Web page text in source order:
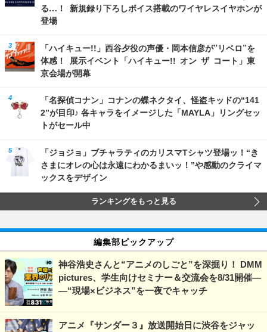
る…！ 新規録り下ろしボイス搭載のワイヤレスイヤホンが
登場
「ハイキュー!!」西谷夕役の声優・岡本信彦が”リベロ”を
体感！ 展示イベント「ハイキュー!! オン ザ コート」東
京会場が開幕
「名探偵コナン」コナンの蝶ネクタイ、怪盗キッドの“141
2”が目印♪ 各キャラをイメージした「MAYLA」リングセッ
トがセール中
「ジョジョ」ブチャラティのカリスマTシャツ登場ッ！“き
さまにオレの心は永遠にわかるまいッ！”や感動のクライマ
ックスをデザイン
ランキングをもっと見る
編集部ピックアップ
神谷浩史さんと“アニメのしごと”を深掘り！ DMM
pictures、学生向けセミナー＆交流会を8/31開催―
―“現場×ビジネス”を一夜でキャッチ
アニメ『サンダー３』放送開始日に渋谷をジャッ